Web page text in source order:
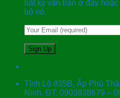
bất kỳ văn bản ở đây
bỏ nó
Tỉnh Lộ 835B, Ấp Phú
Ninh. ĐT: 0903838679 –